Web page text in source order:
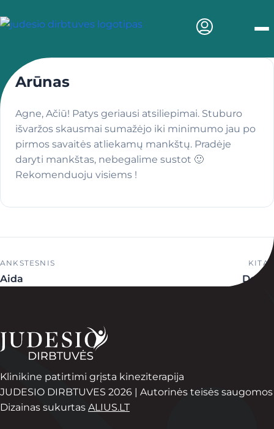
Arūnas
Agne, Ačiū! Patys geriausi atsiliepimai. Stuburo
išvaržos skausmai sumažėjo iki minimumo jau po
pirmos savaitės atliekamų mankštų. Pradėje
daryti mankštas, nebegalime sustot 🙂
Rekomenduoju visiems !
Navigacija tarp įrašų
ANKSTESNIS
Aida
KITAS
Dovilė
Klinikine patirtimi grįsta kineziterapija
JUDESIO DIRBTUVES 2026 | Autorinės teisės saugomos
Dizainas sukurtas ALIUS.LT